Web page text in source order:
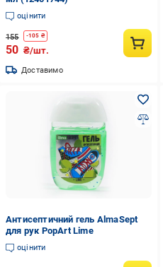
оцінити
155 -105 ₴
50 ₴/шт.
Доставимо
Антисептичний гель AlmaSept
для рук PopArt Lime
оцінити